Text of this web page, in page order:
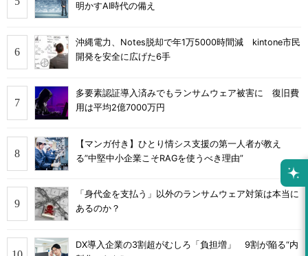
明かすAI時代の備え
沖縄電力、Notes脱却で年1万5000時間減 kintone市民
開発を安全に広げた6手
多要素認証導入済みでもランサムウェア被害に 復旧費
用は平均2億7000万円
【マンガ付き】ひとり情シス支援の第一人者が教え
る”中堅中小企業こそRAGを使うべき理由”
「身代金を支払う」以外のランサムウェア対策は本当に
あるのか？
DX導入企業の3割超がむしろ「負担増」 9割が陥る“内